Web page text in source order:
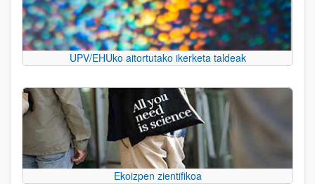
UPV/EHUko aitortutako ikerketa taldeak
Ekoizpen zientifikoa